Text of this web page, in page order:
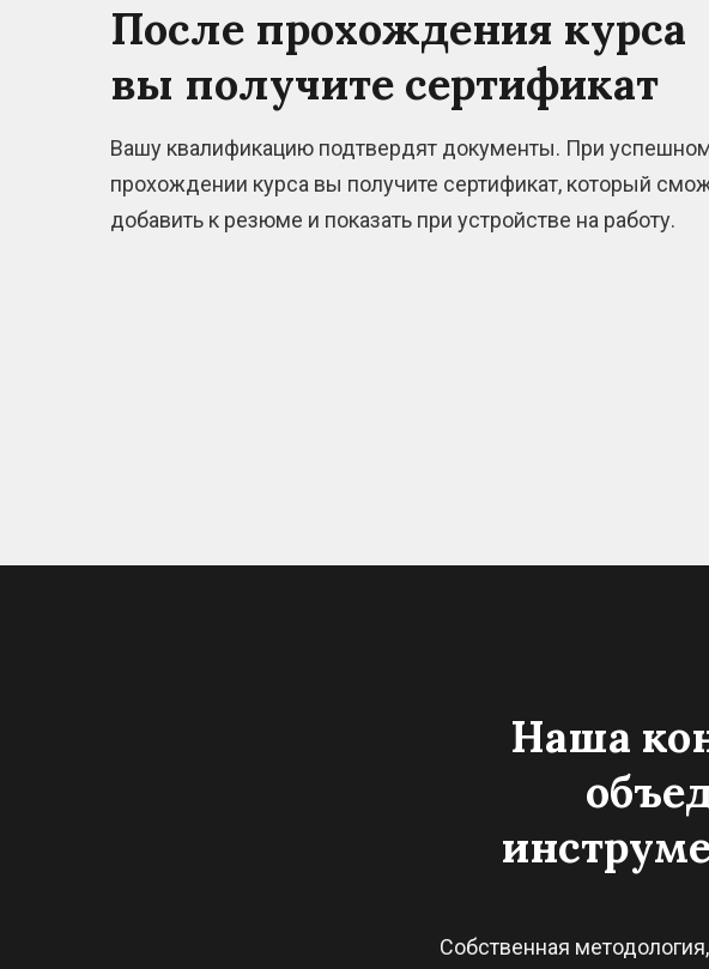
После прохождения курса
вы получите сертификат
Вашу квалификацию подтвердят документы. При
прохождении курса вы получите сертификат, который
добавить к резюме и показать при устройстве на работу.
Наша
Собственная